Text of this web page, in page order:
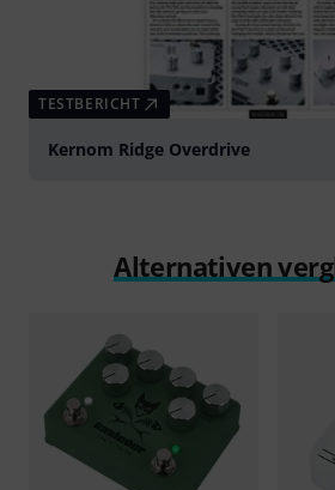
TESTBERICHT
Kernom Ridge Overdrive
Alternativen